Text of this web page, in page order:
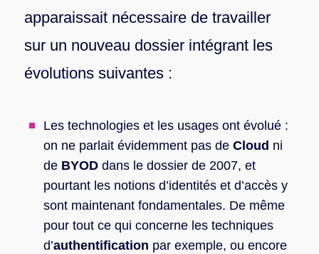
apparaissait nécessaire de travailler
sur un nouveau dossier intégrant les
évolutions suivantes :
Les technologies et les usages ont évolué :
on ne parlait évidemment pas de Cloud ni
de BYODdans le dossier de 2007, et
pourtant les notions d’identités et d’accès y
sont maintenant fondamentales. De même
pour tout ce qui concerne les techniques
d’authentification par exemple, ou encore